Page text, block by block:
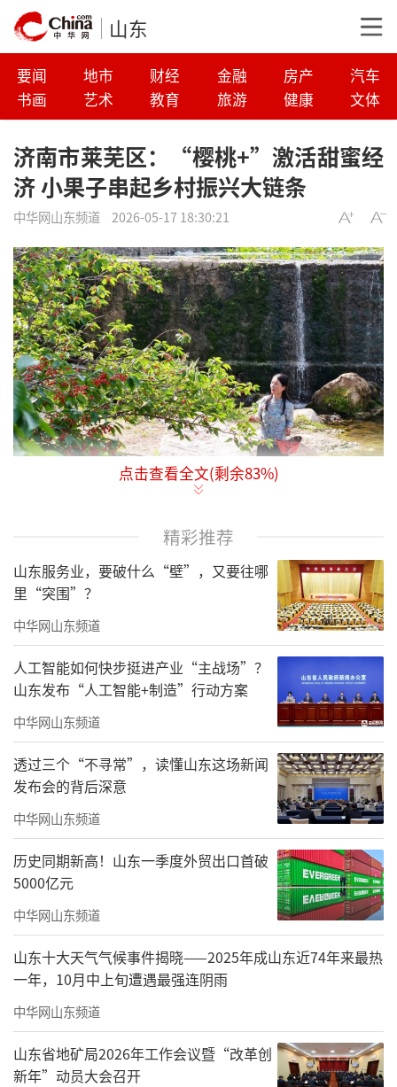
山东
要闻 地市 财经 金融 房产
汽车
书画
艺术 教育 旅游 健康 文体
济南市莱芜区：“樱桃+”激活甜蜜经
济 小果子串起乡村振兴大链条
中华网山东频道 2026-05-17 18:30:21
眼下，济南市莱芜区万亩樱桃迎来丰收
植、休闲旅游、文化体验深度融合，让小小樱
桃成为村民的“致富果”。
走进济南市莱芜区茶业口镇的樱桃种植
园，漫山遍野的樱桃树上，红彤彤的果实挂满
枝头，分外喜人。连日来，大批游客慕名而
来，亲手采摘、拍照打卡，在山水之间享受惬
意的田园时光。济南游客王琦一边摘樱桃一边
笑着说：“这里的樱桃非常甜，户外空气新
鲜，温度也适宜，很放松。不仅能吃好玩好，
还能欣赏山水美景，在樱桃树下拍照特别出
片，这种乡村旅游体验我很喜欢。”
点击查看全文(剩余83%)
精彩推荐
山东服务业，要破什么“壁”，又要往哪
里“突围”？
中华网山东频道
人工智能如何快步挺进产业“主战场”？
山东发布“人工智能+制造”行动方案
中华网山东频道
透过三个“不寻常”，读懂山东这场新闻
发布会的背后深意
中华网山东频道
历史同期新高！山东一季度外贸出口首破
5000亿元
中华网山东频道
山东十大天气气候事件揭晓——2025年成山东近74年来最热
一年，10月中上旬遭遇最强连阴雨
中华网山东频道
山东省地矿局2026年工作会议暨“改革创
新年”动员大会召开